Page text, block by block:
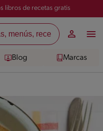
libros de recetas gratis
Blog Marcas